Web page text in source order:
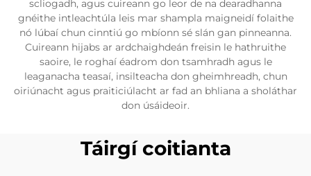
scliogadh, agus cuireann go leor de na dearadhanna
gnéithe intleachtúla leis mar shampla maigneidí folaithe
nó lúbaí chun cinntiú go mbíonn sé slán gan pinneanna.
Cuireann hijabs ar ardchaighdeán freisin le hathruithe
saoire, le roghaí éadrom don tsamhradh agus le
leaganacha teasaí, insilteacha don gheimhreadh, chun
oiriúnacht agus praiticiúlacht ar fad an bhliana a sholáthar
don úsáideoir.
Táirgí coitianta